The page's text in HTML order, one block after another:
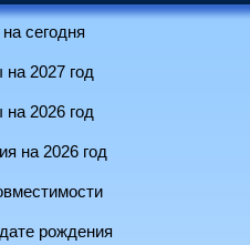
сегодня
на 2027 год
на 2026 год
на 2026 год
рождения